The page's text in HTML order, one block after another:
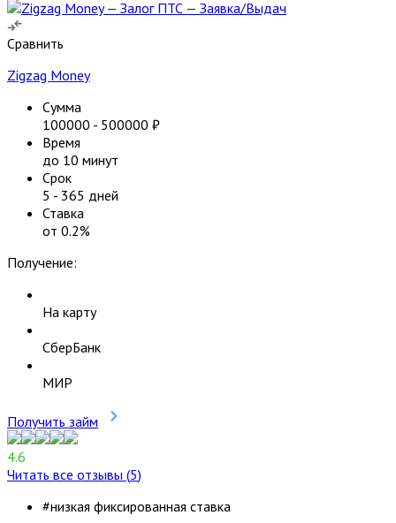
Сравнить
Zigzag Money
Сумма
100000 - 500000 ₽
Время
до 10 минут
Срок
5 - 365 дней
Ставка
от 0.2%
Получение:
На карту
СберБанк
МИР
Получить займ
4.6
Читать все отзывы (5)
#низкая фиксированная ставка